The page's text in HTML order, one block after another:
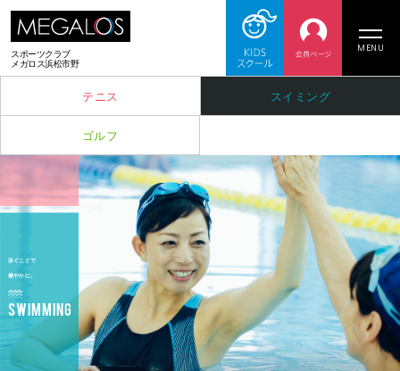
スポーツクラブ
メガロス浜松市野
MENU
テニス スイミング
ゴルフ